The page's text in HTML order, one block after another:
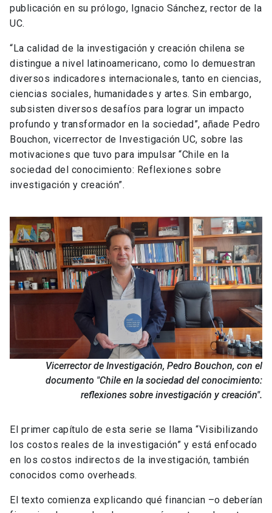
publicación en su prólogo, Ignacio Sánchez, rector de la
UC.
“La calidad de la investigación y creación chilena se
distingue a nivel latinoamericano, como lo demuestran
diversos indicadores internacionales, tanto en ciencias,
ciencias sociales, humanidades y artes. Sin embargo,
subsisten diversos desafíos para lograr un impacto
profundo y transformador en la sociedad”, añade Pedro
Bouchon, vicerrector de Investigación UC, sobre las
motivaciones que tuvo para impulsar “Chile en la
sociedad del conocimiento: Reflexiones sobre
investigación y creación”.
Vicerrector de Investigación, Pedro Bouchon, con el
documento "Chile en la sociedad del conocimiento:
reflexiones sobre investigación y creación".
El primer capítulo de esta serie se llama “Visibilizando
los costos reales de la investigación” y está enfocado
en los costos indirectos de la investigación, también
conocidos como overheads.
El texto comienza explicando qué financian –o deberían